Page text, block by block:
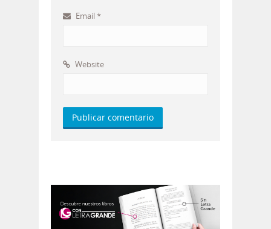
Email *
Website